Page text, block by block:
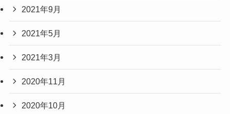
2021年9月
2021年5月
2021年3月
2020年11月
2020年10月